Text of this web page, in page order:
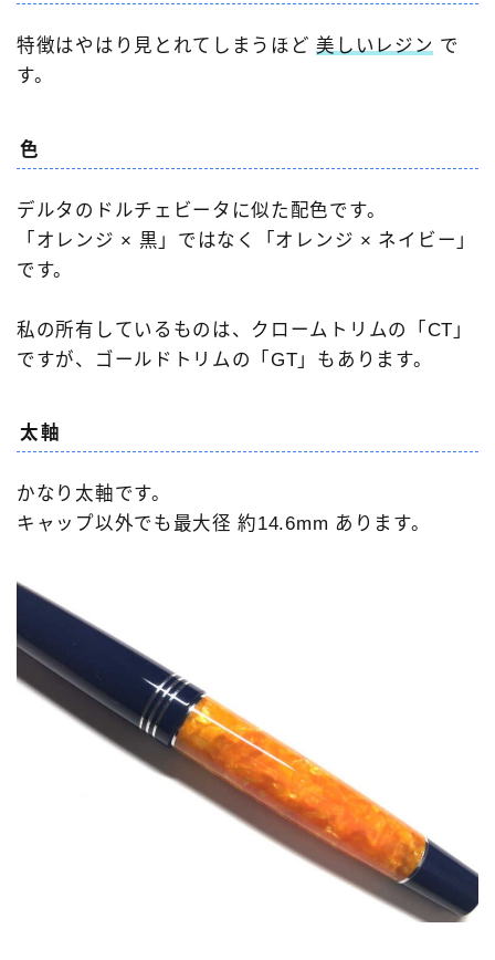
特徴はやはり見とれてしまうほど美しいレジン で
す。
色
デルタのドルチェビータに似た配色です。
「オレンジ × 黒」ではなく「オレンジ × ネイビー」
です。
私の所有しているものは、クロームトリムの「CT」
ですが、ゴールドトリムの「GT」もあります。
太軸
かなり太軸です。
キャップ以外でも最大径 約14.6mm あります。